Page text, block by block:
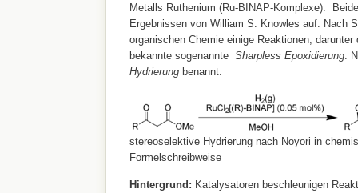
Metalls Ruthenium (Ru-BINAP-Komplexe).
Ergebnissen von William S. Knowles auf. Nach
organischen Chemie einige Reaktionen, darunter
bekannte sogenannte Sharpless Epoxidierung.
Hydrierungbenannt.
stereoselektive Hydrierung nach Noyori in
Formelschreibweise
Hintergrund: Katalysatoren beschleunigen